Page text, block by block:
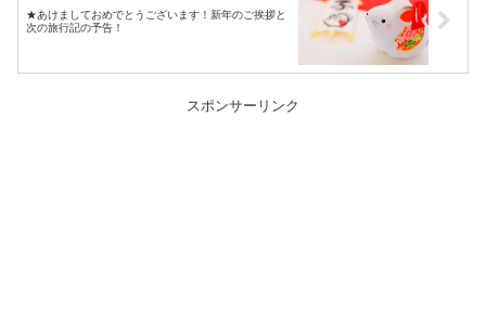
★あけましておめでとうございます！新年のご挨拶と
次の旅行記の予告！
スポンサーリンク